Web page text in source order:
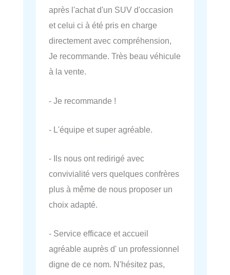
après l'achat d'un SUV d'occasion
et celui ci à été pris en charge
directement avec compréhension,
Je recommande. Très beau véhicule
à la vente.
- Je recommande !
- L'équipe et super agréable.
- Ils nous ont redirigé avec
convivialité vers quelques confrères
plus à même de nous proposer un
choix adapté.
- Service efficace et accueil
agréable auprès d' un professionnel
digne de ce nom. N'hésitez pas,